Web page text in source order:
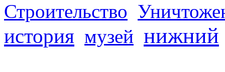
Строительство
история музей нижний